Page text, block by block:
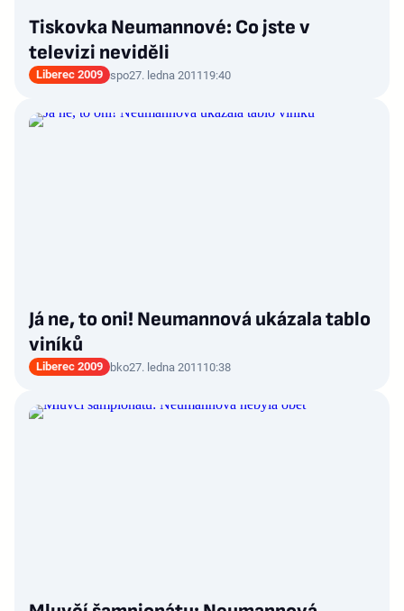
Tiskovka Neumannové: Co jste v
televizi neviděli
Liberec 2009 spo27. ledna 2011 19:40
Já ne, to oni! Neumannová ukázala tablo
viníků
Liberec 2009 bko27. ledna 2011 10:38